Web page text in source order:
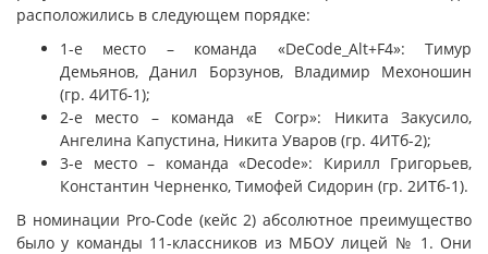
расположились в следующем порядке:
1-е место – команда «DeCode_Alt+F4»: Тимур
Демьянов, Данил Борзунов, Владимир Мехоношин
(гр. 4ИТб-1);
2-е место – команда «E Corp»: Никита Закусило,
Ангелина Капустина, Никита Уваров (гр. 4ИТб-2);
3-е место – команда «Decode»: Кирилл Григорьев,
Константин Черненко, Тимофей Сидорин (гр. 2ИТб-1).
В номинации Pro-Code (кейс 2) абсолютное преимущество
было у команды 11-классников из МБОУ лицей № 1. Они